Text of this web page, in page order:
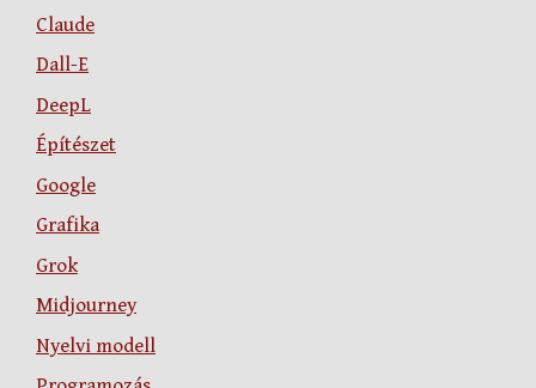
Claude
Dall-E
DeepL
Építészet
Google
Grafika
Grok
Midjourney
Nyelvi modell